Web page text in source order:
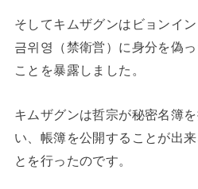
そしてキムザグンはビョンイ
금위영（禁衛営）に身分を偽
ことを暴露しました。
キムザグンは哲宗が秘密名簿
い、帳簿を公開することが出
とを行ったのです。